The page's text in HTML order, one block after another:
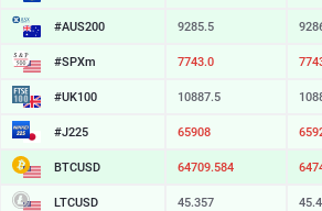
#AUS200 9285.5
#SPXm 7743.0
#UK100 10887.5
#J225 65913
BTCUSD 64711.884
LTCUSD 45.357